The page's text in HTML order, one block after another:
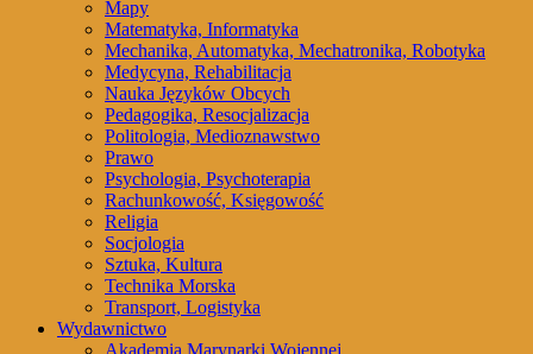
Mapy
Matematyka, Informatyka
Mechanika, Automatyka, Mechatronika, Robotyka
Medycyna, Rehabilitacja
Nauka Języków Obcych
Pedagogika, Resocjalizacja
Politologia, Medioznawstwo
Prawo
Psychologia, Psychoterapia
Rachunkowość, Księgowość
Religia
Socjologia
Sztuka, Kultura
Technika Morska
Transport, Logistyka
Wydawnictwo
Akademia Marynarki Wojennej